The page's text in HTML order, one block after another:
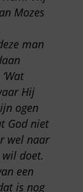
Mozes
man
Hij
ogen
God niet
wel naar
doet.
een
is nog